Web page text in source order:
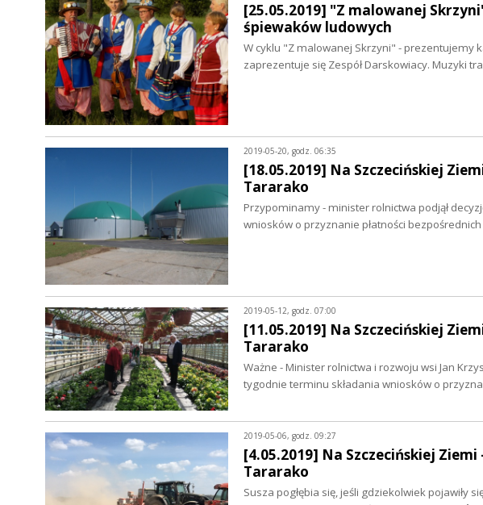
[25.05.2019] "Z malowanej
śpiewaków ludowych
W cyklu "Z malowanej Skrzyni" - prezentujemy
zaprezentuje się Zespół Darskowiacy. Muzyki
2019-05-20, godz. 06:35
[18.05.2019] Na Szczecińskiej
Tararako
Przypominamy - minister rolnictwa podjął
wniosków o przyznanie płatności
2019-05-12, godz. 07:00
[11.05.2019] Na Szczecińskiej
Tararako
Ważne - Minister rolnictwa i rozwoju wsi Jan
tygodnie terminu składania wniosków o
2019-05-06, godz. 09:27
[4.05.2019] Na Szczecińskiej
Tararako
Susza pogłębia się, jeśli gdziekolwiek pojawiły